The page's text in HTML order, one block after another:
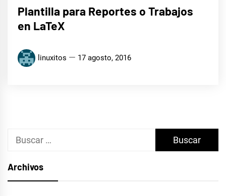
Plantilla para Reportes o Trabajos
en LaTeX
linuxitos 17 agosto, 2016
Buscar:
Archivos